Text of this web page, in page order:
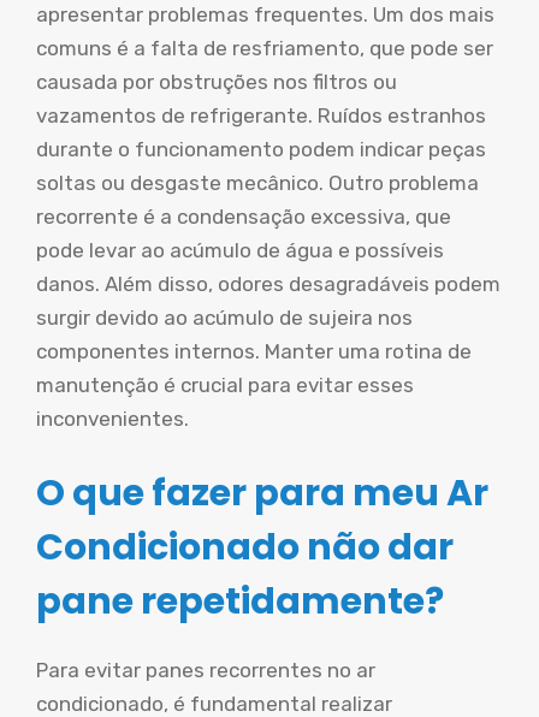
apresentar problemas frequentes. Um dos mais
comuns é a falta de resfriamento, que pode ser
causada por obstruções nos filtros ou
vazamentos de refrigerante. Ruídos estranhos
durante o funcionamento podem indicar peças
soltas ou desgaste mecânico. Outro problema
recorrente é a condensação excessiva, que
pode levar ao acúmulo de água e possíveis
danos. Além disso, odores desagradáveis podem
surgir devido ao acúmulo de sujeira nos
componentes internos. Manter uma rotina de
manutenção é crucial para evitar esses
inconvenientes.
O que fazer para meu Ar
Condicionado não dar
pane repetidamente?
Para evitar panes recorrentes no ar
condicionado, é fundamental realizar